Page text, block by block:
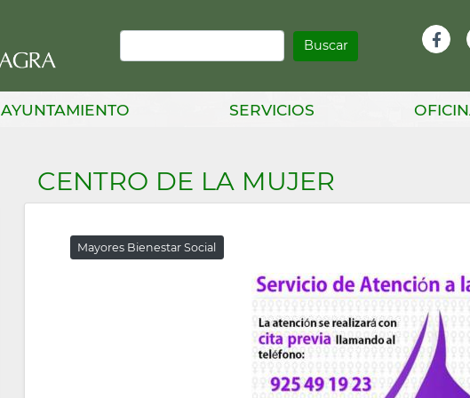
Buscar
AYUNTAMIENTO SERVICIOS
CENTRO DE LA MUJER
Mayores Bienestar Social